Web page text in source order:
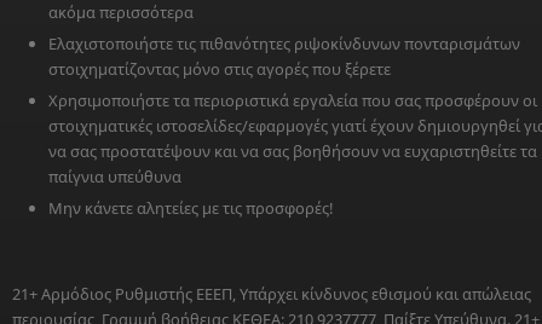
ακόμα περισσότερα
Ελαχιστοποιήστε τις πιθανότητες ριψοκίνδυνων πονταρισμάτων
στοιχηματίζοντας μόνο στις αγορές που ξέρετε
Χρησιμοποιήστε τα περιοριστικά εργαλεία που σας προσφέρουν οι
στοιχηματικές ιστοσελίδες/εφαρμογές γιατί έχουν δημιουργηθεί
να σας προστατέψουν και να σας βοηθήσουν να ευχαριστηθείτε τα
παίγνια υπεύθυνα
Μην κάνετε αλητείες με τις προσφορές!
21+ Αρμόδιος Ρυθμιστής ΕΕΕΠ, Υπάρχει κίνδυνος εθισμού και απώλειας
περιουσίας, Γραμμή βοήθειας ΚΕΘΕΑ: 210 9237777, Παίξτε Υπεύθυνα. 21+